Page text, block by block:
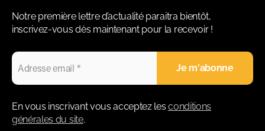
Notre première lettre d’actualité paraitra bientôt,
inscrivez-vous dès maintenant pour la recevoir !
En vous inscrivant vous acceptez lesconditions
générales du site.